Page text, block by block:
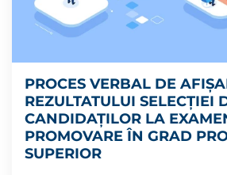
PROCES VERBAL DE
REZULTATULUI SELECȚIEI
CANDIDAȚILOR LA
PROMOVARE ÎN GRAD
SUPERIOR